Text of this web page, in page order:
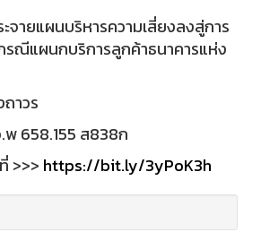
จายแผนบริหารความเสี่ยงลงสู่การ
ณีแผนกบริการลูกค้าธนาคารแห่ง
าวร
พ 658.155 ส838ก
>>> https://bit.ly/3yPoK3h